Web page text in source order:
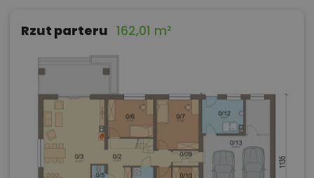
Rzut parteru 162,01 m²